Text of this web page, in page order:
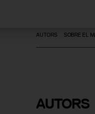
AUTORS SOBRE EL
AUTORS
Antoni